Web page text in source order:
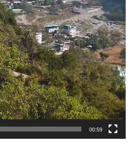
00:59